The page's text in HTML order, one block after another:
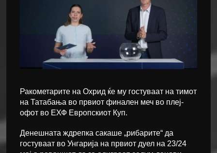
Ракометарите на Охрид ќе му гостуваат на тимот
на Татабања во првиот финален меч во плеј-
офот во ЕХФ Европскиот Куп.
Денешната ждрепка сакаше „рибарите“ да
гостуваат во Унгарија на првиот дуел на 23/24